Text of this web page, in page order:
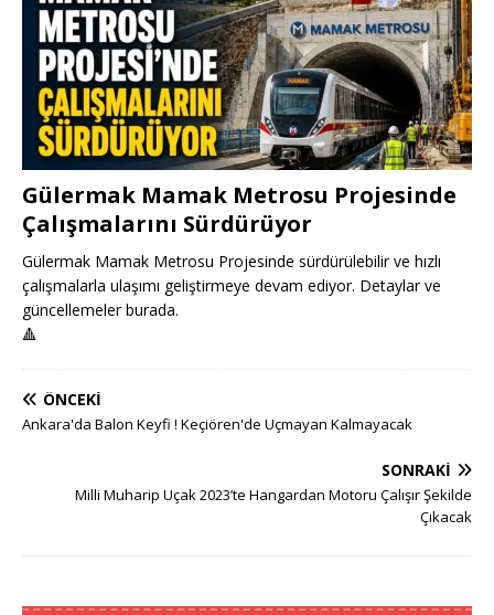
Gülermak Mamak Metrosu Projesinde
Çalışmalarını Sürdürüyor
Gülermak Mamak Metrosu Projesinde sürdürülebilir ve hızlı
çalışmalarla ulaşımı geliştirmeye devam ediyor. Detaylar ve
güncellemeler burada.
🔺
ÖNCEKI
Ankara'da Balon Keyfi ! Keçiören'de Uçmayan Kalmayacak
SONRAKI
Milli Muharip Uçak 2023’te Hangardan Motoru Çalışır Şekilde
Çıkacak